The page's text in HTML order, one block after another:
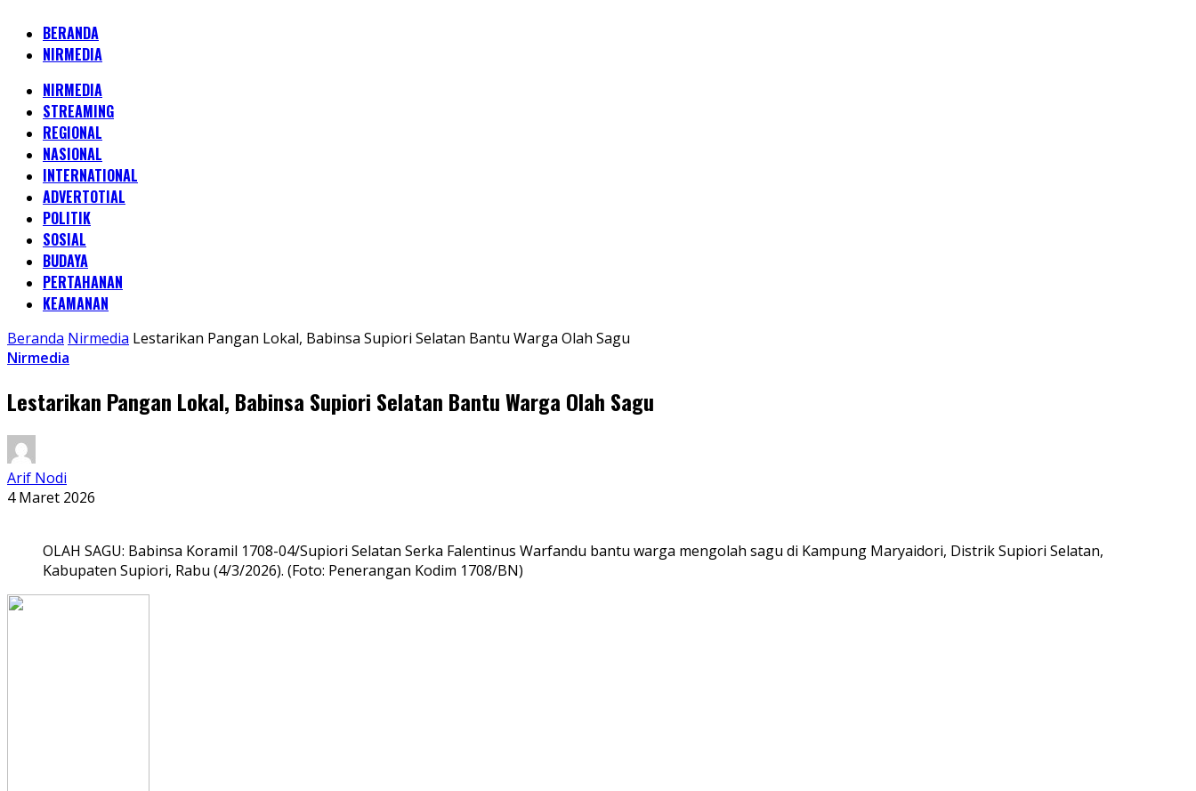
BERANDA
NIRMEDIA
NIRMEDIA
STREAMING
REGIONAL
NASIONAL
INTERNATIONAL
ADVERTOTIAL
POLITIK
SOSIAL
BUDAYA
PERTAHANAN
KEAMANAN
Beranda Nirmedia Lestarikan Pangan Lokal, Babinsa Supiori Selatan Bantu Warga Olah Sagu
Nirmedia
Lestarikan Pangan Lokal, Babinsa Supiori Selatan Bantu Warga Olah Sagu
Arif Nodi
4 Maret 2026
OLAH SAGU: Babinsa Koramil 1708-04/Supiori Selatan Serka Falentinus Warfandu bantu warga mengolah sagu di Kampung Maryaidori, Distrik Supiori Selatan,
Kabupaten Supiori, Rabu (4/3/2026). (Foto: Penerangan Kodim 1708/BN)